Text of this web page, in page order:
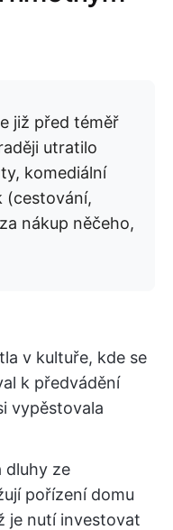
již před téměř
utratilo
komediální
(cestování,
nákup něčeho,
v kultuře, kde se
k předvádění
vypěstovala
dluhy ze
pořízení domu
je nutí investovat